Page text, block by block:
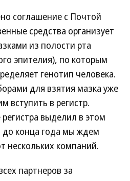
соглашение с Почтой
средства организует
из полости рта
эпителия), по которым
генотип человека.
для взятия мазка уже
в регистр.
выделил в этом
до конца года мы ждем
нескольких компаний.
партнеров за